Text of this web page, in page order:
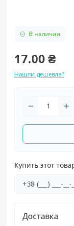
В наличии
17.00 ₴
Нашли дешевле?
Купить этот
Доставка